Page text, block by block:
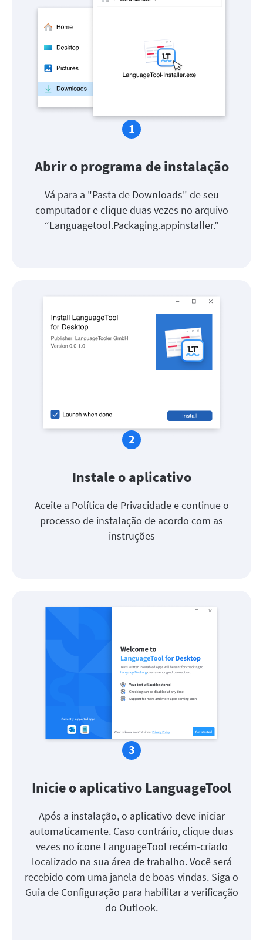
Abrir o programa de instalação
Vá para a "Pasta de Downloads" de seu
computador e clique duas vezes no arquivo
“Languagetool.Packaging.appinstaller.”
Instale o aplicativo
Aceite a Política de Privacidade e continue o
processo de instalação de acordo com as
instruções
Inicie o aplicativo LanguageTool
Após a instalação, o aplicativo deve iniciar
automaticamente. Caso contrário, clique duas
vezes no ícone LanguageTool recém-criado
localizado na sua área de trabalho. Você será
recebido com uma janela de boas-vindas. Siga o
Guia de Configuração para habilitar a verificação
do Outlook.